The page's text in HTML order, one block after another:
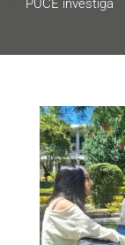
PUCE investiga